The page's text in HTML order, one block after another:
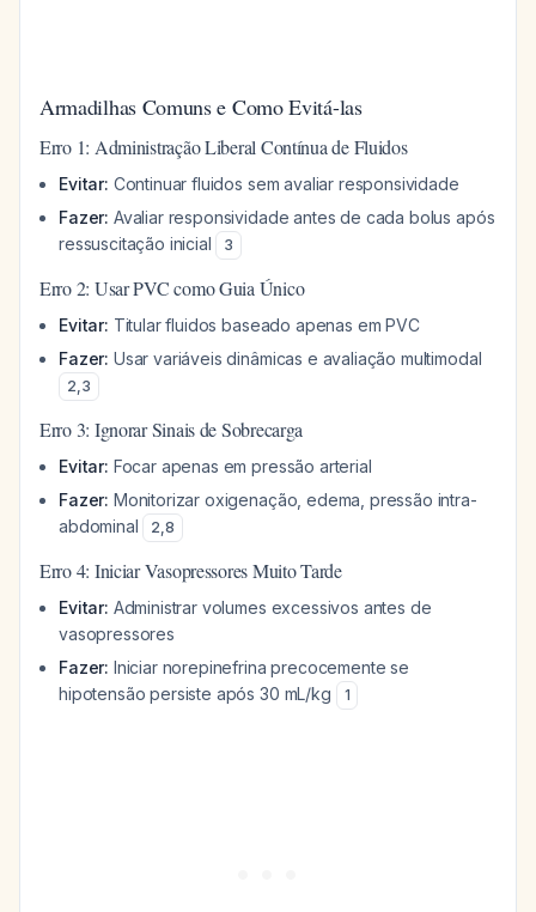
Armadilhas Comuns e Como Evitá-las
Erro 1: Administração Liberal Contínua de Fluidos
Evitar: Continuar fluidos sem avaliar responsividade
Fazer: Avaliar responsividade antes de cada bolus após
ressuscitação inicial
3
Erro 2: Usar PVC como Guia Único
Evitar: Titular fluidos baseado apenas em PVC
Fazer: Usar variáveis dinâmicas e avaliação multimodal
2,3
Erro 3: Ignorar Sinais de Sobrecarga
Evitar: Focar apenas em pressão arterial
Fazer: Monitorizar oxigenação, edema, pressão intra-
abdominal
2,8
Erro 4: Iniciar Vasopressores Muito Tarde
Evitar: Administrar volumes excessivos antes de
vasopressores
Fazer: Iniciar norepinefrina precocemente se
hipotensão persiste após 30 mL/kg
1